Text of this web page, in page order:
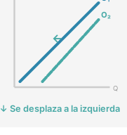
Q
O₂
←
↓ Se desplaza a la izquierda